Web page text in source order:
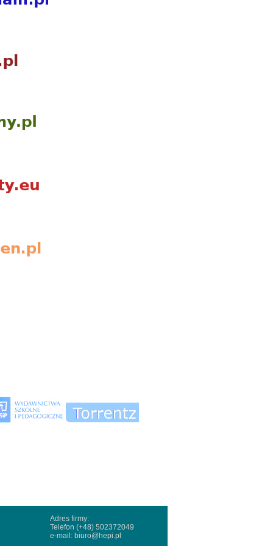
Adres firmy:
Telefon (+48) 502372049
e-mail: biuro@hepi.pl